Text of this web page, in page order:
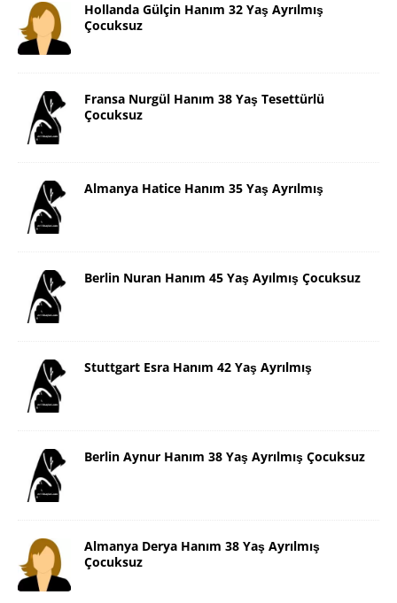
Hollanda Gülçin Hanım 32 Yaş Ayrılmış
Çocuksuz
Fransa Nurgül Hanım 38 Yaş Tesettürlü
Çocuksuz
Almanya Hatice Hanım 35 Yaş Ayrılmış
Berlin Nuran Hanım 45 Yaş Ayılmış Çocuksuz
Stuttgart Esra Hanım 42 Yaş Ayrılmış
Berlin Aynur Hanım 38 Yaş Ayrılmış Çocuksuz
Almanya Derya Hanım 38 Yaş Ayrılmış
Çocuksuz